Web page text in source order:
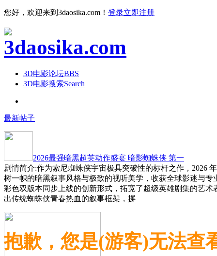
您好，欢迎来到3daosika.com！ 登录立即注册
3D电影论坛BBS
3D电影搜索Search
最新帖子
2026最强暗黑超英动作盛宴 暗影蜘蛛侠 第一
剧情简介:作为索尼蜘蛛侠宇宙极具突破性的标杆之作，2026
树一帜的暗黑叙事风格与极致的视听美学，收获全球影迷与
彩色双版本同步上线的创新形式，拓宽了超级英雄剧集的艺
出传统蜘蛛侠青春热血的叙事框架，摒
抱歉，您是(游客)无法查